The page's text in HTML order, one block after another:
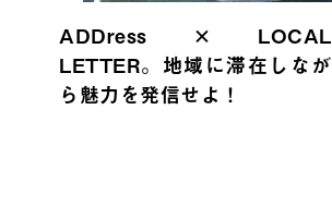
ADDress × LOCAL
LETTER。地域に滞在しなが
ら魅力を発信せよ！